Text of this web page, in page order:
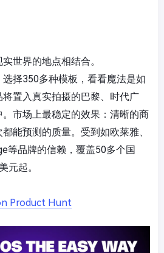
世界的地点相结合。
选择350多种模板，看看魔法是如
置入真实拍摄的巴黎、时代广
市场上最稳定的效果：清晰的商
能预测的质量。受到如欧莱雅、
等品牌的信赖，覆盖50多个国
元起。
Product Hunt